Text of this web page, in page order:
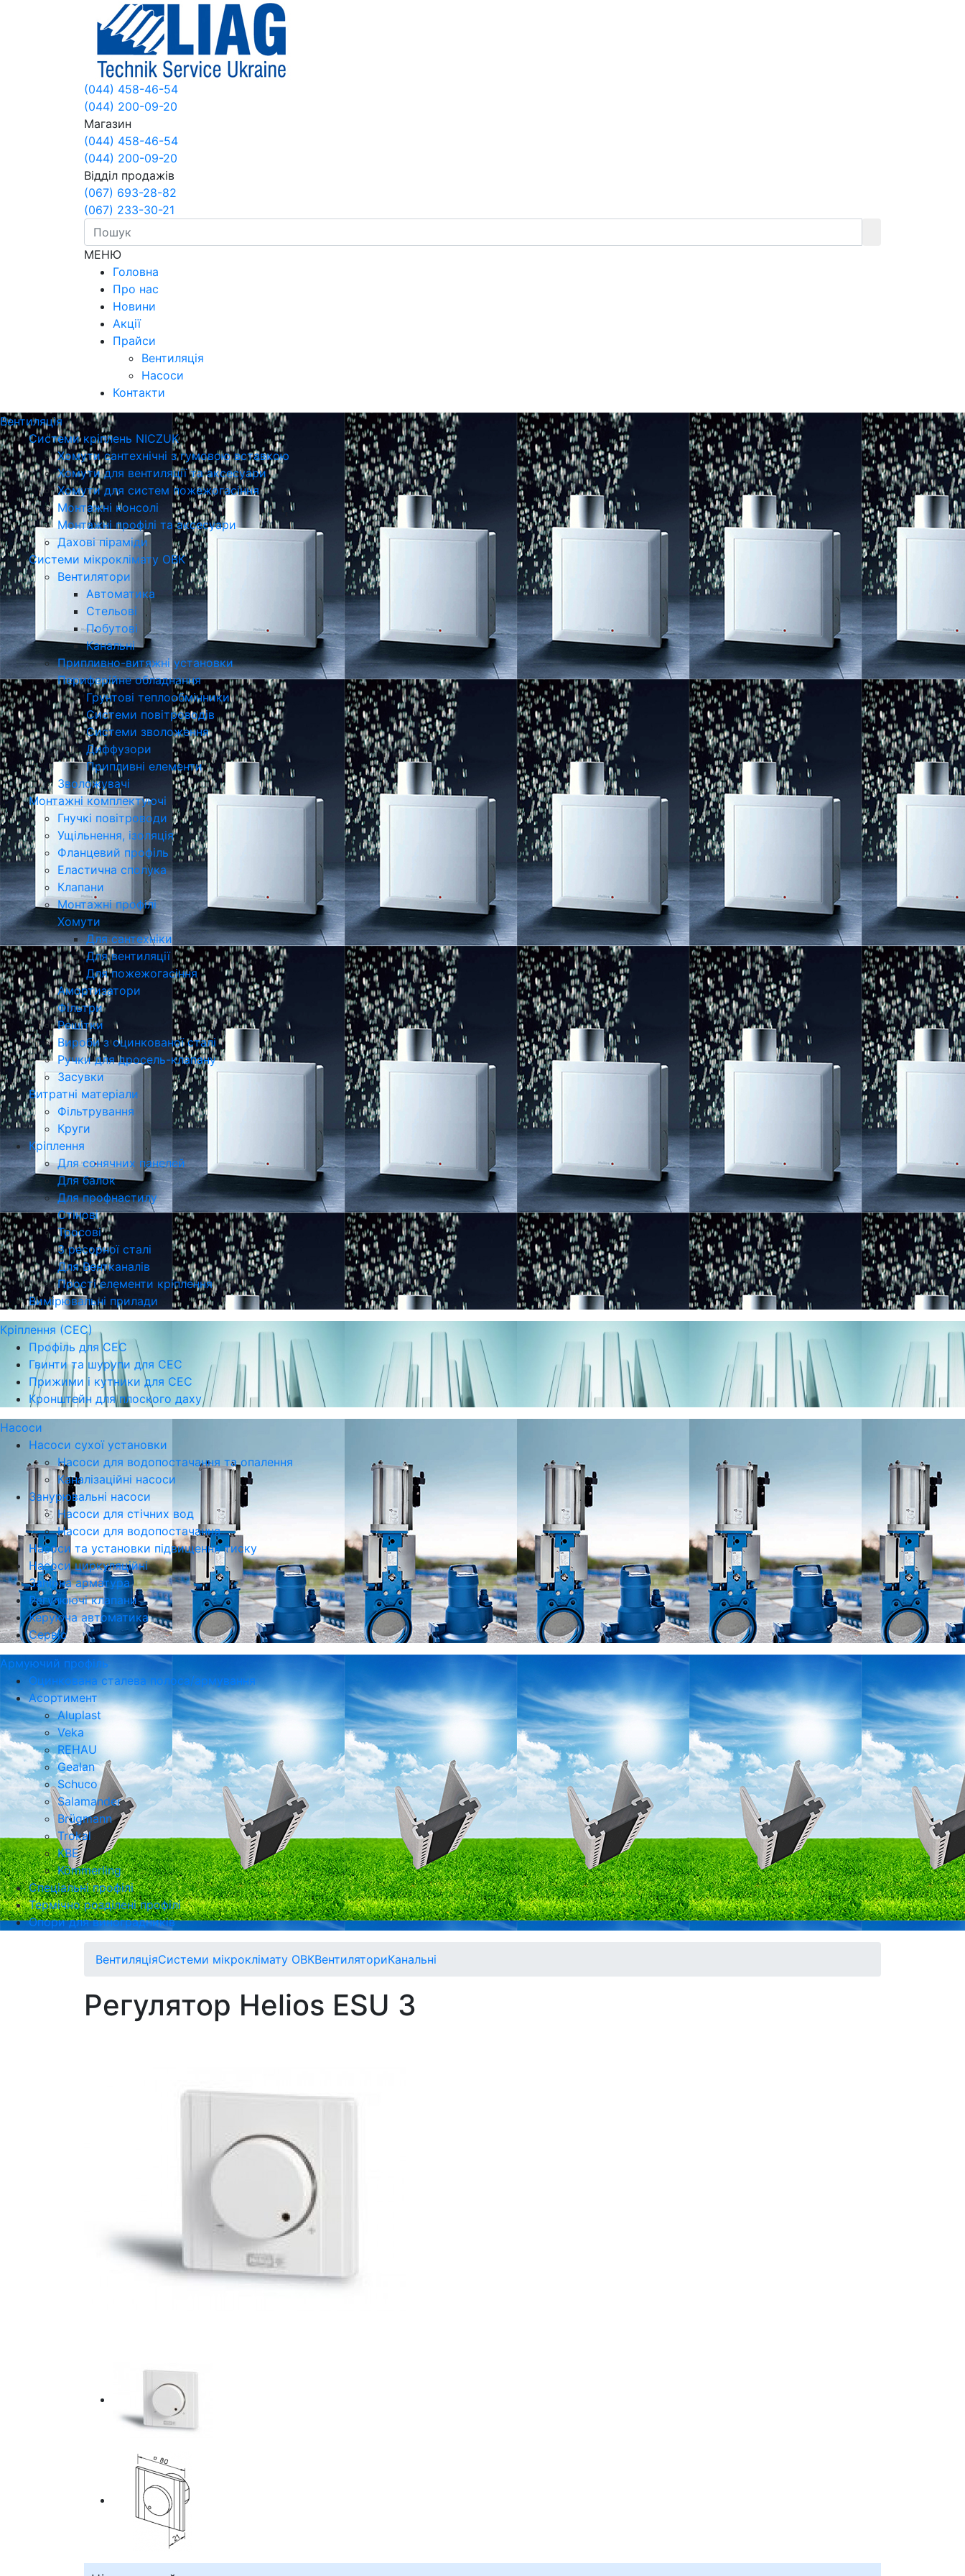
(044) 458-46-54
(044) 200-09-20
Магазин
(044) 458-46-54
(044) 200-09-20
Відділ продажів
(067) 693-28-82
(067) 233-30-21
МЕНЮ
Головна
Про нас
Новини
Акції
Прайси
Вентиляція
Насоси
Контакти
Вентиляція
Системи кріплень NICZUK
Хомути сантехнічні з гумовою вставкою
Хомути для вентиляції та аксесуари
Хомути для систем пожежогасіння
Монтажні консолі
Монтажні профілі та аксесуари
Дахові піраміди
Системи мікроклімату ОВК
Вентилятори
Автоматика
Стельові
Побутові
Канальні
Припливно-витяжні установки
Периферійне обладнання
Грунтові теплообмінники
Системи повітроводів
Системи зволоження
Диффузори
Припливні елементи
Зволожувачі
Монтажні комплектуючі
Гнучкі повітроводи
Ущільнення, ізоляція
Фланцевий профіль
Еластична сполука
Клапани
Монтажні профілі
Хомути
Для сантехніки
Для вентиляції
Для пожежогасіння
Амортизатори
Фільтри
Решітки
Вироби з оцинкованої сталі
Ручки для дросель-клапану
Засувки
Витратні матеріали
Фільтрування
Круги
Кріплення
Для сонячних панелей
Для балок
Для профнастилу
Стінові
Тросові
З ресорної сталі
Для Вентканалів
Прості елементи кріплення
Вимірювальні прилади
Кріплення (СЕС)
Профіль для СЕС
Гвинти та шурупи для СЕС
Прижими і кутники для СЕС
Кронштейн для плоского даху
Насоси
Насоси сухої установки
Насоси для водопостачання та опалення
Каналізаційні насоси
Занурювальні насоси
Насоси для стічних вод
Насоси для водопостачання
Насоси та установки підвищення тиску
Насоси циркуляційні
Запірна арматура
Регулюючі клапани
Керуюча автоматика
Сервіс
Армуючий профіль
Оцинкована сталева полоса/армування
Асортимент
Aluplast
Veka
REHAU
Gealan
Schuco
Salamander
Brügmann
Trokal
KBE
Kömmerling
Спеціальні профілі
Термічно розділені профілі
Опори для виноградників
ВентиляціяСистеми мікроклімату ОВКВентиляториКанальні
Регулятор Helios ESU 3